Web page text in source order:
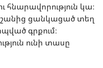
հնարավորություն կա։
ցանկացած տեղ
գրքում։
ունի տասը